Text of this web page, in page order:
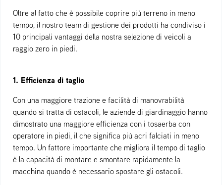
Oltre al fatto che è possibile coprire più terreno in meno
tempo, il nostro team di gestione dei prodotti ha condiviso i
10 principali vantaggi della nostra selezione di veicoli a
raggio zero in piedi.
1. Efficienza di taglio
Con una maggiore trazione e facilità di manovrabilità
quando si tratta di ostacoli, le aziende di giardinaggio hanno
dimostrato una maggiore efficienza con i tosaerba con
operatore in piedi, il che significa più acri falciati in meno
tempo. Un fattore importante che migliora il tempo di taglio
è la capacità di montare e smontare rapidamente la
macchina quando è necessario spostare gli ostacoli.